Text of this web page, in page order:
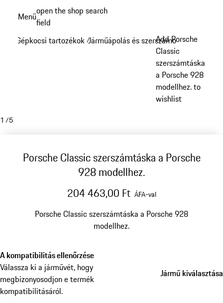
tartalomra
Menüopen the shop search
field
Gépkocsi tartozékok /Járműápolás és szerszámok /
Add Porsche
Classic
szerszámtáska
a Porsche 928
modellhez. to
wishlist
1 /5
Porsche Classic szerszámtáska a Porsche
928 modellhez.
204 463,00 Ft ÁFA-val
Porsche Classic szerszámtáska a Porsche 928
modellhez.
A kompatibilitás ellenőrzése
Válassza ki a járművét, hogy
megbizonyosodjon e termék
kompatibilitásáról.
Jármű kiválasztása
Jármű kiválasztása